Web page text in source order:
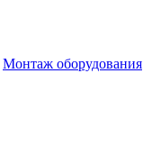
Монтаж оборудования